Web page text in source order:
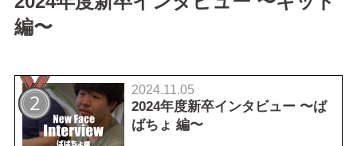
編〜
2024.11.05
2024年度新卒インタビュー 〜ば
ばちょ 編〜